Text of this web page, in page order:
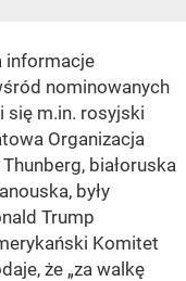
informacje
nominowanych
się m.in. rosyjski
Organizacja
białoruska
były
Trump
Komitet
że „za walkę